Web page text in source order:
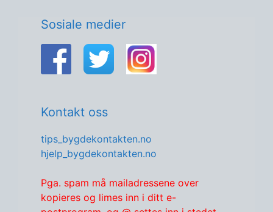
Sosiale medier
Kontakt oss
tips_bygdekontakten.no
hjelp_bygdekontakten.no
Pga. spam må mailadressene over
kopieres og limes inn i ditt e-